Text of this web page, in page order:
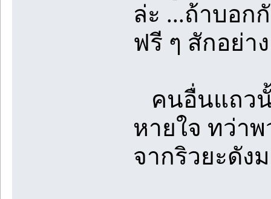
ล่ะ ...ถ้าบอก
ฟรี ๆ สักอย่า
คนอื่นแถว
หายใจ ทว่าพ
จากริวยะดัง